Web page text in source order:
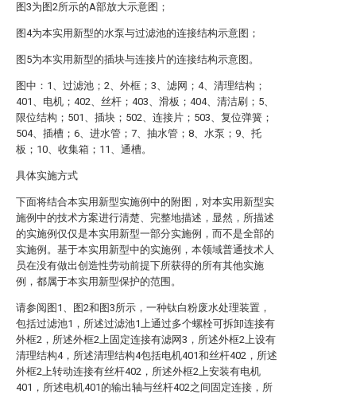
图3为图2所示的A部放大示意图；
图4为本实用新型的水泵与过滤池的连接结构示意图；
图5为本实用新型的插块与连接片的连接结构示意图。
图中：1、过滤池；2、外框；3、滤网；4、清理结构；
401、电机；402、丝杆；403、滑板；404、清洁刷；5、
限位结构；501、插块；502、连接片；503、复位弹簧；
504、插槽；6、进水管；7、抽水管；8、水泵；9、托
板；10、收集箱；11、通槽。
具体实施方式
下面将结合本实用新型实施例中的附图，对本实用新型实
施例中的技术方案进行清楚、完整地描述，显然，所描述
的实施例仅仅是本实用新型一部分实施例，而不是全部的
实施例。基于本实用新型中的实施例，本领域普通技术人
员在没有做出创造性劳动前提下所获得的所有其他实施
例，都属于本实用新型保护的范围。
请参阅图1、图2和图3所示，一种钛白粉废水处理装置，
包括过滤池1，所述过滤池1上通过多个螺栓可拆卸连接有
外框2，所述外框2上固定连接有滤网3，所述外框2上设有
清理结构4，所述清理结构4包括电机401和丝杆402，所述
外框2上转动连接有丝杆402，所述外框2上安装有电机
401，所述电机401的输出轴与丝杆402之间固定连接，所